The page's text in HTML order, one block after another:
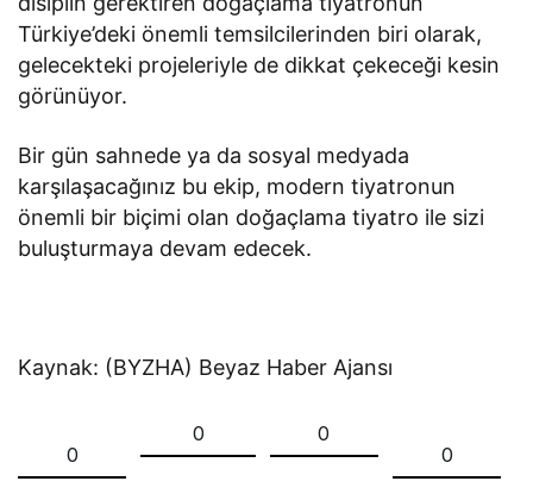
Türkiye’deki önemli temsilcilerinden biri olarak,
gelecekteki projeleriyle de dikkat çekeceği kesin
görünüyor.
Bir gün sahnede ya da sosyal medyada
karşılaşacağınız bu ekip, modern tiyatronun
önemli bir biçimi olan doğaçlama tiyatro ile sizi
buluşturmaya devam edecek.
Kaynak: (BYZHA) Beyaz Haber Ajansı
0
0
0
0